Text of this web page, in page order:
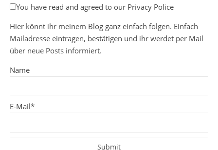
You have read and agreed to our Privacy Police
Hier könnt ihr meinem Blog ganz einfach folgen. Einfach
Mailadresse eintragen, bestätigen und ihr werdet per Mail
über neue Posts informiert.
Name
E-Mail*